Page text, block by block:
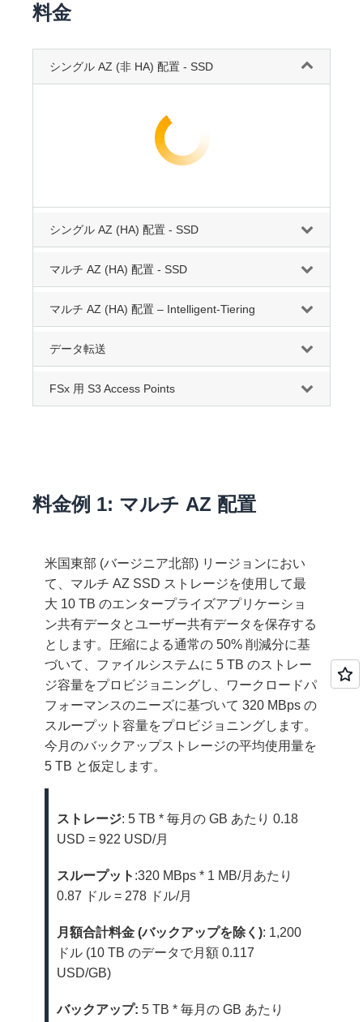
料金
シングル AZ (非 HA) 配置 - SSD
シングル AZ (HA) 配置 - SSD
マルチ AZ (HA) 配置 - SSD
マルチ AZ (HA) 配置 – Intelligent-Tiering
データ転送
FSx 用 S3 Access Points
料金例 1: マルチ AZ 配置
米国東部 (バージニア北部) リージョンにおい
て、マルチ AZ SSD ストレージを使用して最
大 10 TB のエンタープライズアプリケーショ
ン共有データとユーザー共有データを保存する
とします。圧縮による通常の 50% 削減分に基
づいて、ファイルシステムに 5 TB のストレー
ジ容量をプロビジョニングし、ワークロードパ
フォーマンスのニーズに基づいて 320 MBps の
スループット容量をプロビジョニングします。
今月のバックアップストレージの平均使用量を
5 TB と仮定します。
ストレージ: 5 TB * 毎月の GB あたり 0.18
USD = 922 USD/月
スループット :320 MBps * 1 MB/月あたり
0.87 ドル = 278 ドル/月
月額合計料金 (バックアップを除く): 1,200
ドル (10 TB のデータで月額 0.117
USD/GB)
バックアップ: 5 TB * 毎月の GB あたり